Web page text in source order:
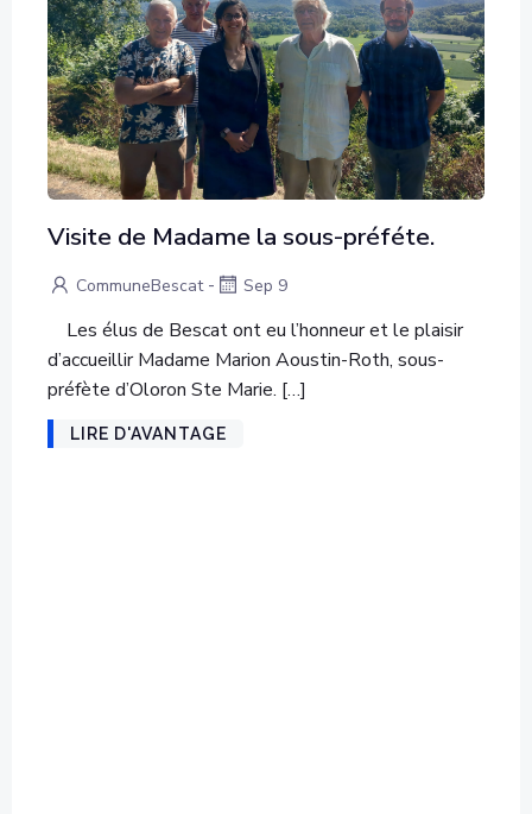
Visite de Madame la sous-préféte.
CommuneBescat - Sep 9
Les élus de Bescat ont eu l’honneur et le plaisir
d’accueillir Madame Marion Aoustin-Roth, sous-
préfète d’Oloron Ste Marie. […]
LIRE D'AVANTAGE